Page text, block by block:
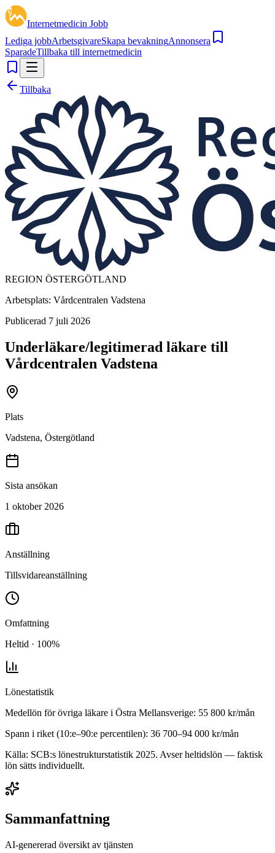
Internetmedicin Jobb
Lediga jobbArbetsgivareSkapa bevakningAnnonsera
SparadeTillbaka till internetmedicin
Tillbaka
REGION ÖSTERGÖTLAND
Arbetsplats: Vårdcentralen Vadstena
Publicerad 7 juli 2026
Underläkare/legitimerad läkare till
Vårdcentralen Vadstena
Plats
Vadstena, Östergötland
Sista ansökan
1 oktober 2026
Anställning
Tillsvidareanställning
Omfattning
Heltid · 100%
Lönestatistik
Medellön förövriga läkare i Östra Mellansverige: 55 800 kr/mån
Spann i riket (10:e–90:e percentilen): 36 700–94 000 kr/mån
Källa: SCB:s lönestrukturstatistik 2025. Avser heltidslön — faktisk
lön sätts individuellt.
Sammanfattning
AI-genererad översikt av tjänsten